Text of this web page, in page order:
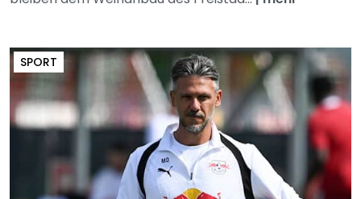
SPORT